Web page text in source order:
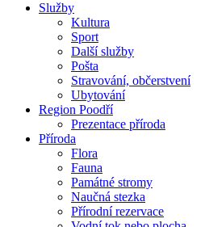
Služby
Kultura
Sport
Další služby
Pošta
Stravování, občerstvení
Ubytování
Region Poodří
Prezentace příroda
Příroda
Flora
Fauna
Památné stromy
Naučná stezka
Přírodní rezervace